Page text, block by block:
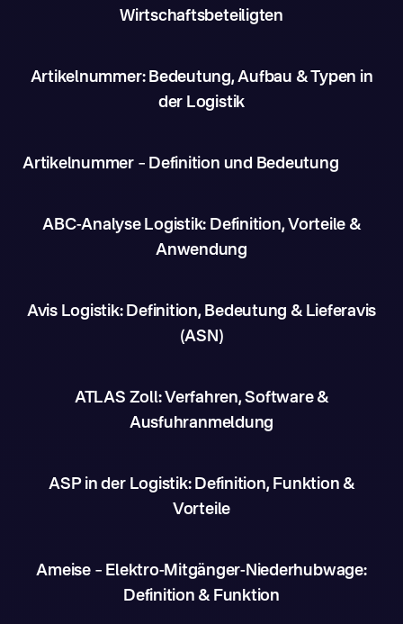
Wirtschaftsbeteiligten
Artikelnummer: Bedeutung, Aufbau & Typen in
der Logistik
Artikelnummer – Definition und Bedeutung
ABC-Analyse Logistik: Definition, Vorteile &
Anwendung
Avis Logistik: Definition, Bedeutung & Lieferavis
(ASN)
ATLAS Zoll: Verfahren, Software &
Ausfuhranmeldung
ASP in der Logistik: Definition, Funktion &
Vorteile
Ameise – Elektro-Mitgänger-Niederhubwage:
Definition & Funktion